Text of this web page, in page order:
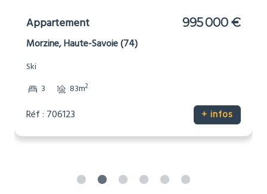
Appartement 995 000 €
Morzine, Haute-Savoie (74)
Ski
3
83m2
Réf : 706123 + infos